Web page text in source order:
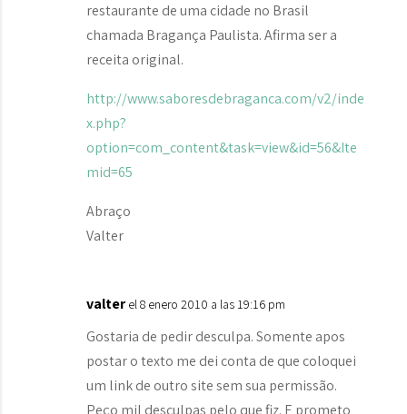
restaurante de uma cidade no Brasil
chamada Bragança Paulista. Afirma ser a
receita original.
http://www.saboresdebraganca.com/v2/inde
x.php?
option=com_content&task=view&id=56&Ite
mid=65
Abraço
Valter
valter el 8 enero 2010 a las 19:16 pm
Gostaria de pedir desculpa. Somente apos
postar o texto me dei conta de que coloquei
um link de outro site sem sua permissão.
Peço mil desculpas pelo que fiz. E prometo